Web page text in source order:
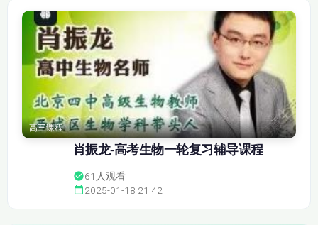
高三课程
肖振龙-高考生物一轮复习辅导课程
61 人观看
2025-01-18 21:42